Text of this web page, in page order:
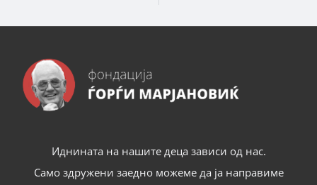
Иднината на нашите деца зависи од нас.
Само здружени заедно можеме да ја направиме